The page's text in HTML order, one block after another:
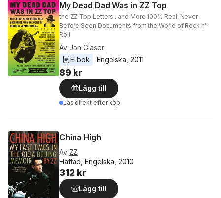
My Dead Dad Was in ZZ Top
the ZZ Top Letters...and More 100% Real, Never
Before Seen Documents from the World of Rock n''
Roll
Av Jon Glaser
E-bok
Engelska 2011
89 kr
Lägg till
Läs direkt efter köp
China High
Av ZZ
Häftad, Engelska, 2010
312 kr
Lägg till